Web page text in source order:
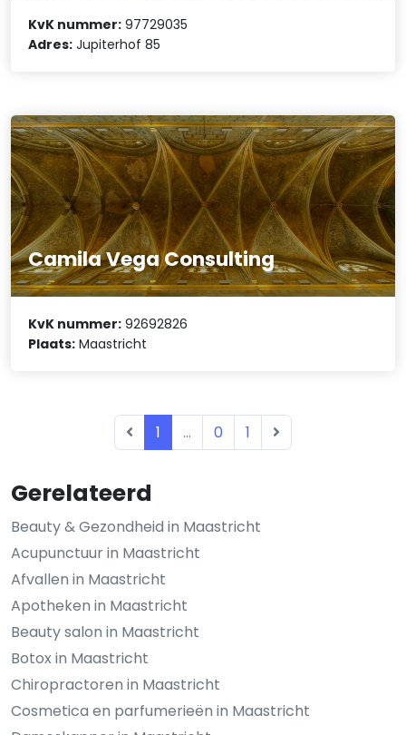
Gerelateerd
Beauty & Gezondheid in Maastricht
Acupunctuur in Maastricht
Afvallen in Maastricht
Apotheken in Maastricht
Beauty salon in Maastricht
Botox in Maastricht
Chiropractoren in Maastricht
Cosmetica en parfumerieën in Maastricht
KvK nummer: 97729035
Adres: Jupiterhof 85
Camila Vega Consulting
KvK nummer: 92692826
Plaats: Maastricht
1 ... 0 1